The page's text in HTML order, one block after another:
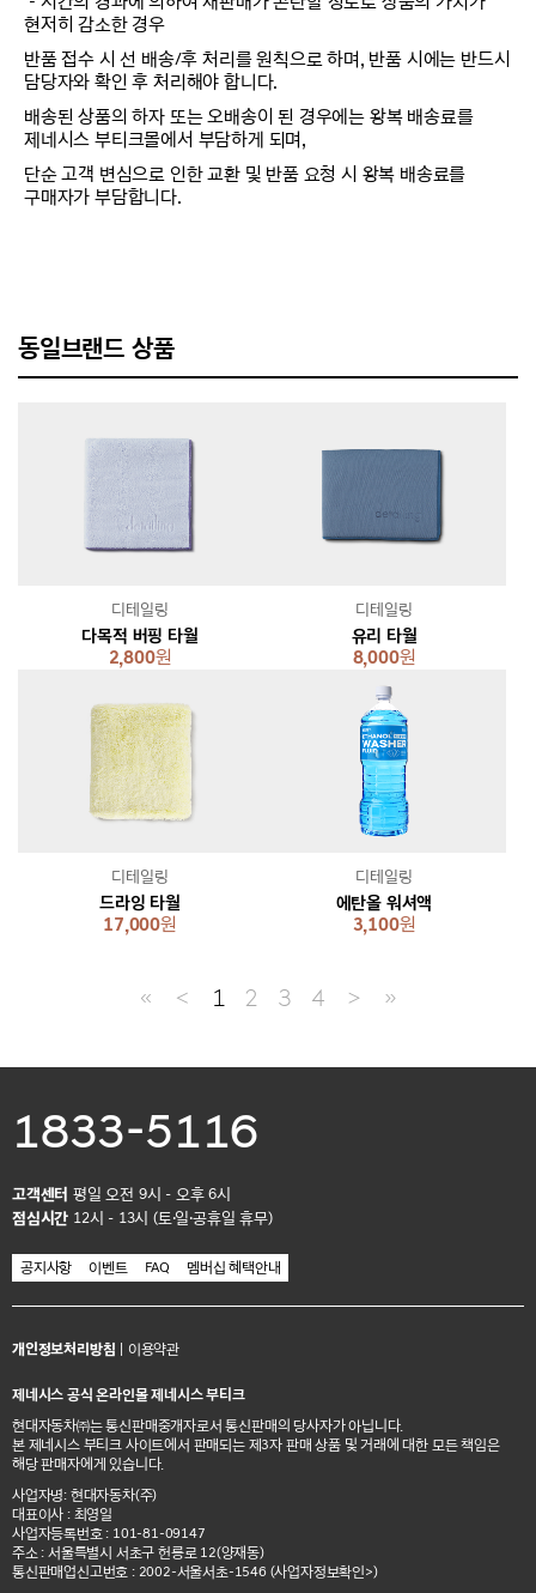
현저히 감소한 경우
반품 접수 시 선 배송/후 처리를 원칙으로 하며, 반품 시에는 반드시
담당자와 확인 후 처리해야 합니다.
배송된 상품의 하자 또는 오배송이 된 경우에는 왕복 배송료를
제네시스 부티크몰에서 부담하게 되며,
단순 고객 변심으로 인한 교환 및 반품 요청 시 왕복 배송료를
구매자가 부담합니다.
동일브랜드 상품
다목적 버핑 타월
2,800원
디테일링
유리 타월
8,000원
디테일링
드라잉 타월
17,000원
디테일링
에탄올 워셔액
3,100원
디테일링
≪ ＜ 1 2 3 4 ＞ ≫
1833-5116
고객센터 평일 오전 9시 - 오후 6시
점심시간 12시 - 13시 (토·일·공휴일 휴무)
공지사항 이벤트 FAQ 멤버십 혜택안내
개인정보처리방침 이용약관
제네시스 공식 온라인몰 제네시스 부티크
현대자동차㈜는 통신판매중개자로서 통신판매의 당사자가 아닙니다.
본 제네시스 부티크 사이트에서 판매되는 제3자 판매 상품 및 거래에 대한 모든 책임은
해당 판매자에게 있습니다.
사업자명: 현대자동차(주)
대표이사 : 최영일
사업자등록번호 : 101-81-09147
주소 : 서울특별시 서초구 헌릉로 12(양재동)
통신판매업신고번호 : 2002-서울서초-1546 (사업자정보확인>)